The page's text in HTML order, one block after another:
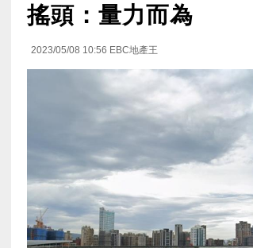
搖頭：量力而為
2023/05/08 10:56 EBC地產王